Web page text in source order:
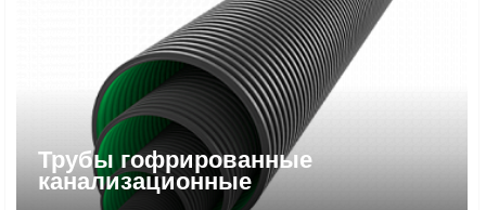
Трубы гофрированные
канализационные